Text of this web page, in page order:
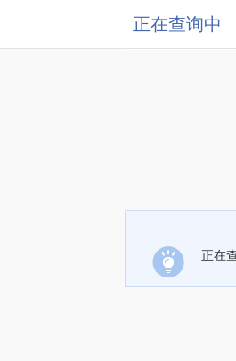
正在查询中
正在